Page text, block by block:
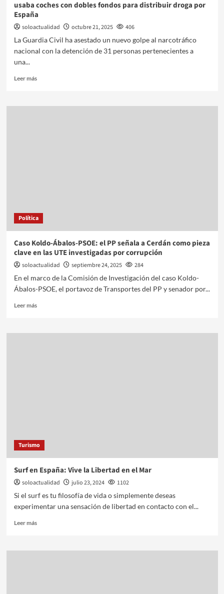
usaba coches con dobles fondos para distribuir droga por
España
soloactualidad octubre 21, 2025
406
La Guardia Civil ha asestado un nuevo golpe al narcotráfico
nacional con la detención de 31 personas pertenecientes a
una...
Leer más
Política
Caso Koldo-Ábalos-PSOE: el PP señala a Cerdán como pieza
clave en las UTE investigadas por corrupción
soloactualidad septiembre 24, 2025
284
En el marco de la Comisión de Investigación del caso Koldo-
Ábalos-PSOE, el portavoz de Transportes del PP y senador por...
Leer más
Turismo
Surf en España: Vive la Libertad en el Mar
soloactualidad julio 23, 2024
1102
Si el surf es tu filosofía de vida o simplemente deseas
experimentar una sensación de libertad en contacto con el...
Leer más